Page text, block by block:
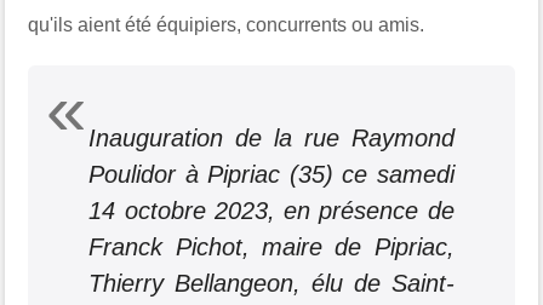
qu'ils aient été équipiers, concurrents ou amis.
Inauguration de la rue Raymond
Poulidor à Pipriac (35) ce samedi
14 octobre 2023, en présence de
Franck Pichot, maire de Pipriac,
Thierry Bellangeon, élu de Saint-